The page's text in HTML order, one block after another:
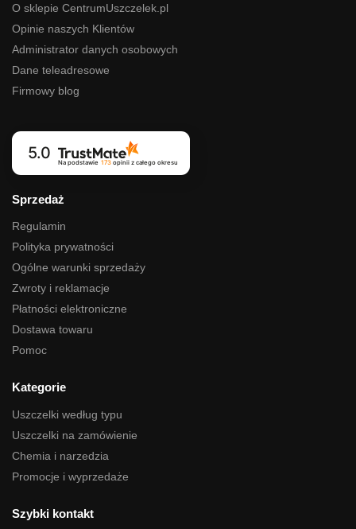
O sklepie CentrumUszczelek.pl
Opinie naszych Klientów
Administrator danych osobowych
Dane teleadresowe
Firmowy blog
5.0
Na podstawie 173opinii z całego okresu
Sprzedaż
Regulamin
Polityka prywatności
Ogólne warunki sprzedaży
Zwroty i reklamacje
Płatności elektroniczne
Dostawa towaru
Pomoc
Kategorie
Uszczelki według typu
Uszczelki na zamówienie
Chemia i narzedzia
Promocje i wyprzedaże
Szybki kontakt